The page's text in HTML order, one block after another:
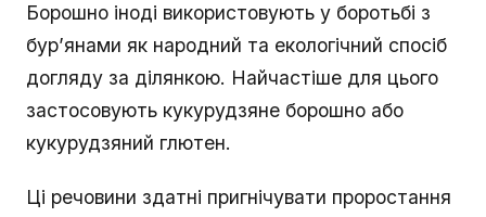
Борошно іноді використовують у боротьбі з
бур’янами як народний та екологічний спосіб
догляду за ділянкою. Найчастіше для цього
застосовують кукурудзяне борошно або
кукурудзяний глютен.
Ці речовини здатні пригнічувати проростання